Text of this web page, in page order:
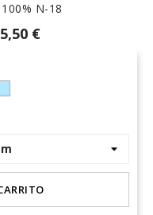
N-18
5,50 €
celeste-